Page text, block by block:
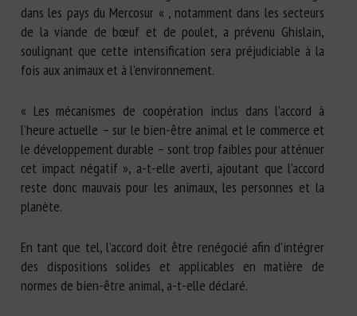
dans les pays du Mercosur « , notamment dans les secteurs
de la viande de bœuf et de poulet, a prévenu Ghislain,
soulignant que cette intensification sera préjudiciable à la
fois aux animaux et à l’environnement.
« Les mécanismes de coopération inclus dans l’accord à
l’heure actuelle – sur le bien-être animal et le commerce et
le développement durable – sont trop faibles pour atténuer
cet impact négatif », a-t-elle averti, ajoutant que l’accord
reste donc mauvais pour les animaux, les personnes et la
planète.
En tant que tel, l’accord doit être renégocié afin d’intégrer
des dispositions solides et applicables en matière de
normes de bien-être animal, a-t-elle déclaré.